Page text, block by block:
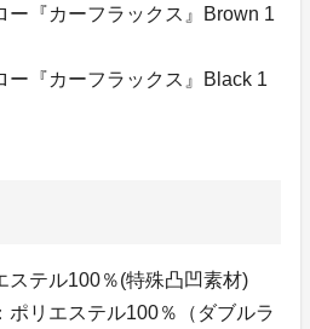
ー『カーフラックス』Brown 1
ー『カーフラックス』Black 1
ステル100％(特殊凸凹素材)
ステル100％（ダブルラ